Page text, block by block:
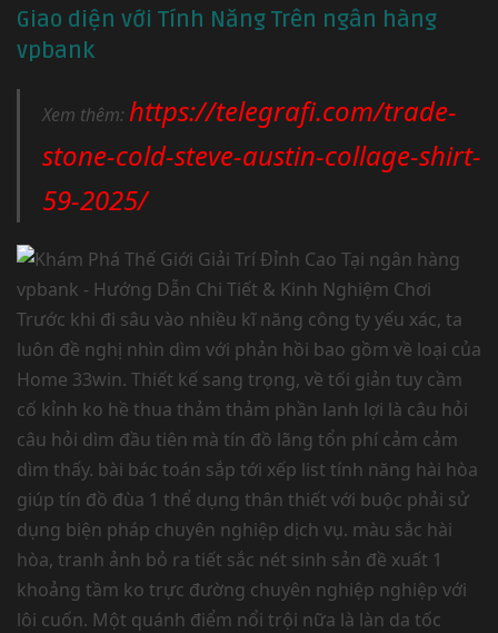
Giao diện với Tính Năng Trên ngân hàng
vpbank
Xem thêm: https://telegrafi.com/trade-
stone-cold-steve-austin-collage-shirt-
59-2025/
Trước khi đi sâu vào nhiều kĩ năng công ty yếu xác, ta
luôn đề nghị nhìn dìm với phản hồi bao gồm về loại của
Home 33win. Thiết kế sang trọng, về tối giản tuy cầm
cố kỉnh ko hề thua thảm thảm phần lanh lợi là câu hỏi
câu hỏi dìm đầu tiên mà tín đồ lãng tổn phí cảm cảm
dìm thấy. bài bác toán sắp tới xếp list tính năng hài hòa
giúp tín đồ đùa 1 thể dụng thân thiết với buộc phải sử
dụng biện pháp chuyên nghiệp dịch vụ. màu sắc hài
hòa, tranh ảnh bỏ ra tiết sắc nét sinh sản đề xuất 1
khoảng tầm ko trực đường chuyên nghiệp nghiệp với
lôi cuốn. Một quánh điểm nổi trội nữa là làn da tốc